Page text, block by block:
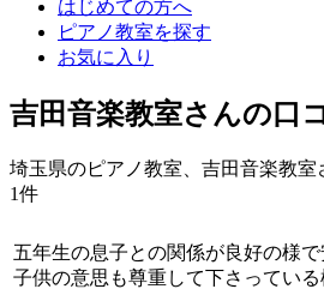
はじめての方へ
ピアノ教室を探す
お気に入り
吉田音楽教室さんの口
埼玉県のピアノ教室、吉田音楽教室
1件
五年生の息子との関係が良好の様で
子供の意思も尊重して下さっている